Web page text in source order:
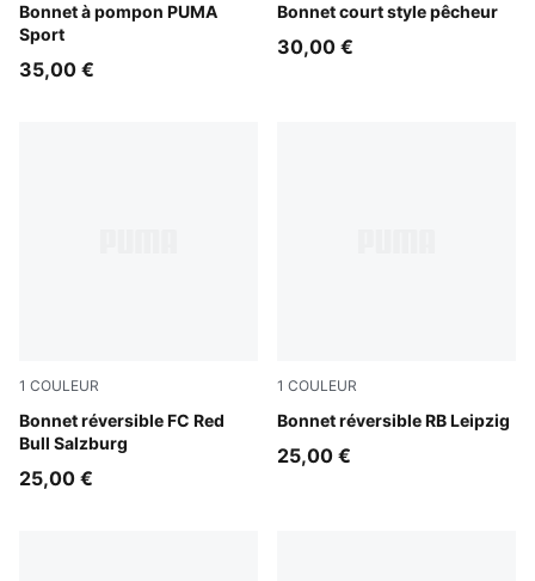
Bonnet à pompon PUMA
Sport
PUMA Black-Shady Gray
35,00 €
Bonnet court style pêcheur
Puma Black
30,00 €
1 COULEUR
Bonnet réversible FC Red
Bull Salzburg
Flat Dark Gray-Team Regal Red
25,00 €
1 COULEUR
Bonnet réversible RB Leipzig
Dark Crimson-Elektro Blue
25,00 €